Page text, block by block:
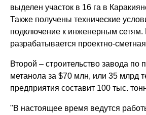
выделен участок в 16 га в
Также получены технические
подключение к инженерным сетям.
разрабатывается проектно-
Второй – строительство завода по
метанола за $70 млн, или 35 млрд
предприятия составит 100 тыс.
"В настоящее время ведутся